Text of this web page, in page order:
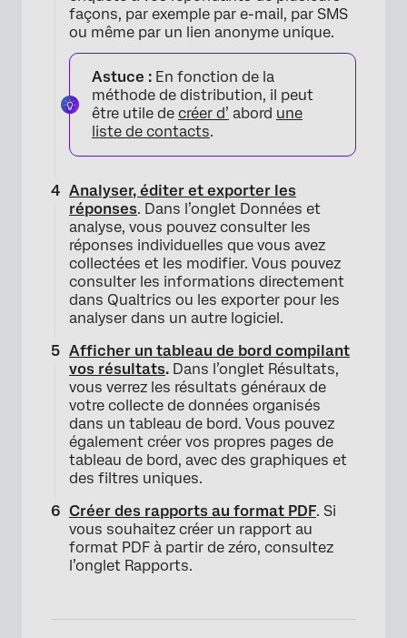
façons, par exemple par e-mail, par SMS
ou même par un lien anonyme unique.
Astuce : En fonction de la
méthode de distribution, il peut
être utile de créer d’ abord une
liste de contacts.
Analyser, éditer et exporter les
réponses. Dans l’onglet Données et
analyse, vous pouvez consulter les
réponses individuelles que vous avez
collectées et les modifier. Vous pouvez
consulter les informations directement
dans Qualtrics ou les exporter pour les
analyser dans un autre logiciel.
Afficher un tableau de bord compilant
vos résultats. Dans l’onglet Résultats,
vous verrez les résultats généraux de
votre collecte de données organisés
dans un tableau de bord. Vous pouvez
également créer vos propres pages de
tableau de bord, avec des graphiques et
des filtres uniques.
Créer des rapports au format PDF. Si
vous souhaitez créer un rapport au
format PDF à partir de zéro, consultez
l’onglet Rapports.